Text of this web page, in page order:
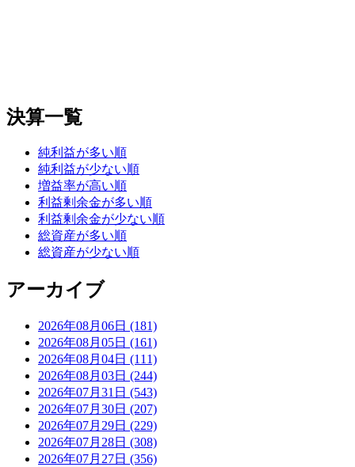
決算一覧
純利益が多い順
純利益が少ない順
増益率が高い順
利益剰余金が多い順
利益剰余金が少ない順
総資産が多い順
総資産が少ない順
アーカイブ
2026年08月06日 (181)
2026年08月05日 (161)
2026年08月04日 (111)
2026年08月03日 (244)
2026年07月31日 (543)
2026年07月30日 (207)
2026年07月29日 (229)
2026年07月28日 (308)
2026年07月27日 (356)